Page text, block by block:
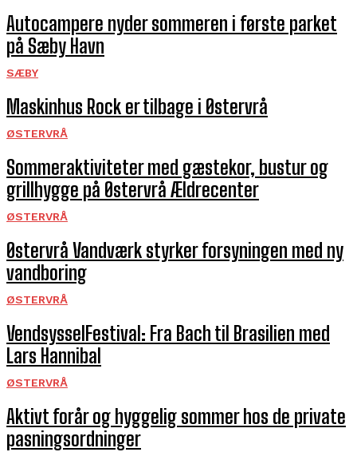
Autocampere nyder sommeren i første parket
på Sæby Havn
SÆBY
Maskinhus Rock er tilbage i Østervrå
ØSTERVRÅ
Sommeraktiviteter med gæstekor, bustur og
grillhygge på Østervrå Ældrecenter
ØSTERVRÅ
Østervrå Vandværk styrker forsyningen med ny
vandboring
ØSTERVRÅ
VendsysselFestival: Fra Bach til Brasilien med
Lars Hannibal
ØSTERVRÅ
Aktivt forår og hyggelig sommer hos de private
pasningsordninger